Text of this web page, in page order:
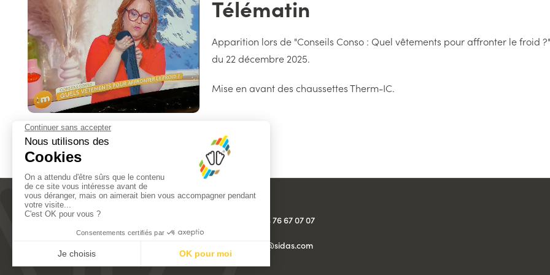
Télématin
Texte
Apparition lors de "Conseils Conso : Quel vêtements pour affronter le froid
du 22 décembre 2025.
Mise en avant des chaussettes Therm-IC.
18 RUE LÉON BÉRIDOT
38500 VOIRON
+33 4 76 67 07 07
info@sidas.com